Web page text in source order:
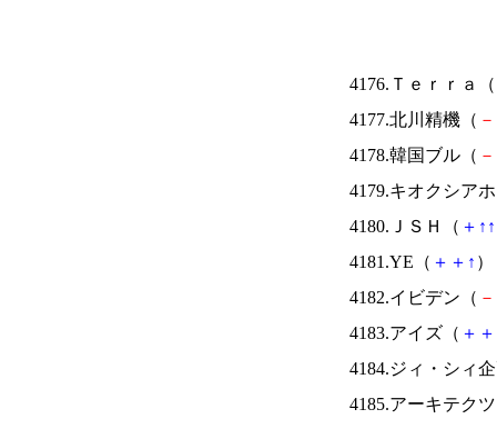
4176.Ｔｅｒｒａ（
4177.北川精機（ －
4178.韓国ブル（ －
4179.キオクシア
4180.ＪＳＨ（ ＋ ↑ ↑
4181.YE（ ＋ ＋ ↑ ）
4182.イビデン（ －
4183.アイズ（ ＋ ＋
4184.ジィ・シィ
4185.アーキテク